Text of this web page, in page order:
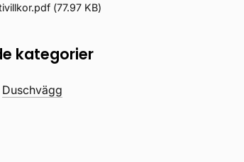
(77.97 KB)
kategorier
Duschvägg